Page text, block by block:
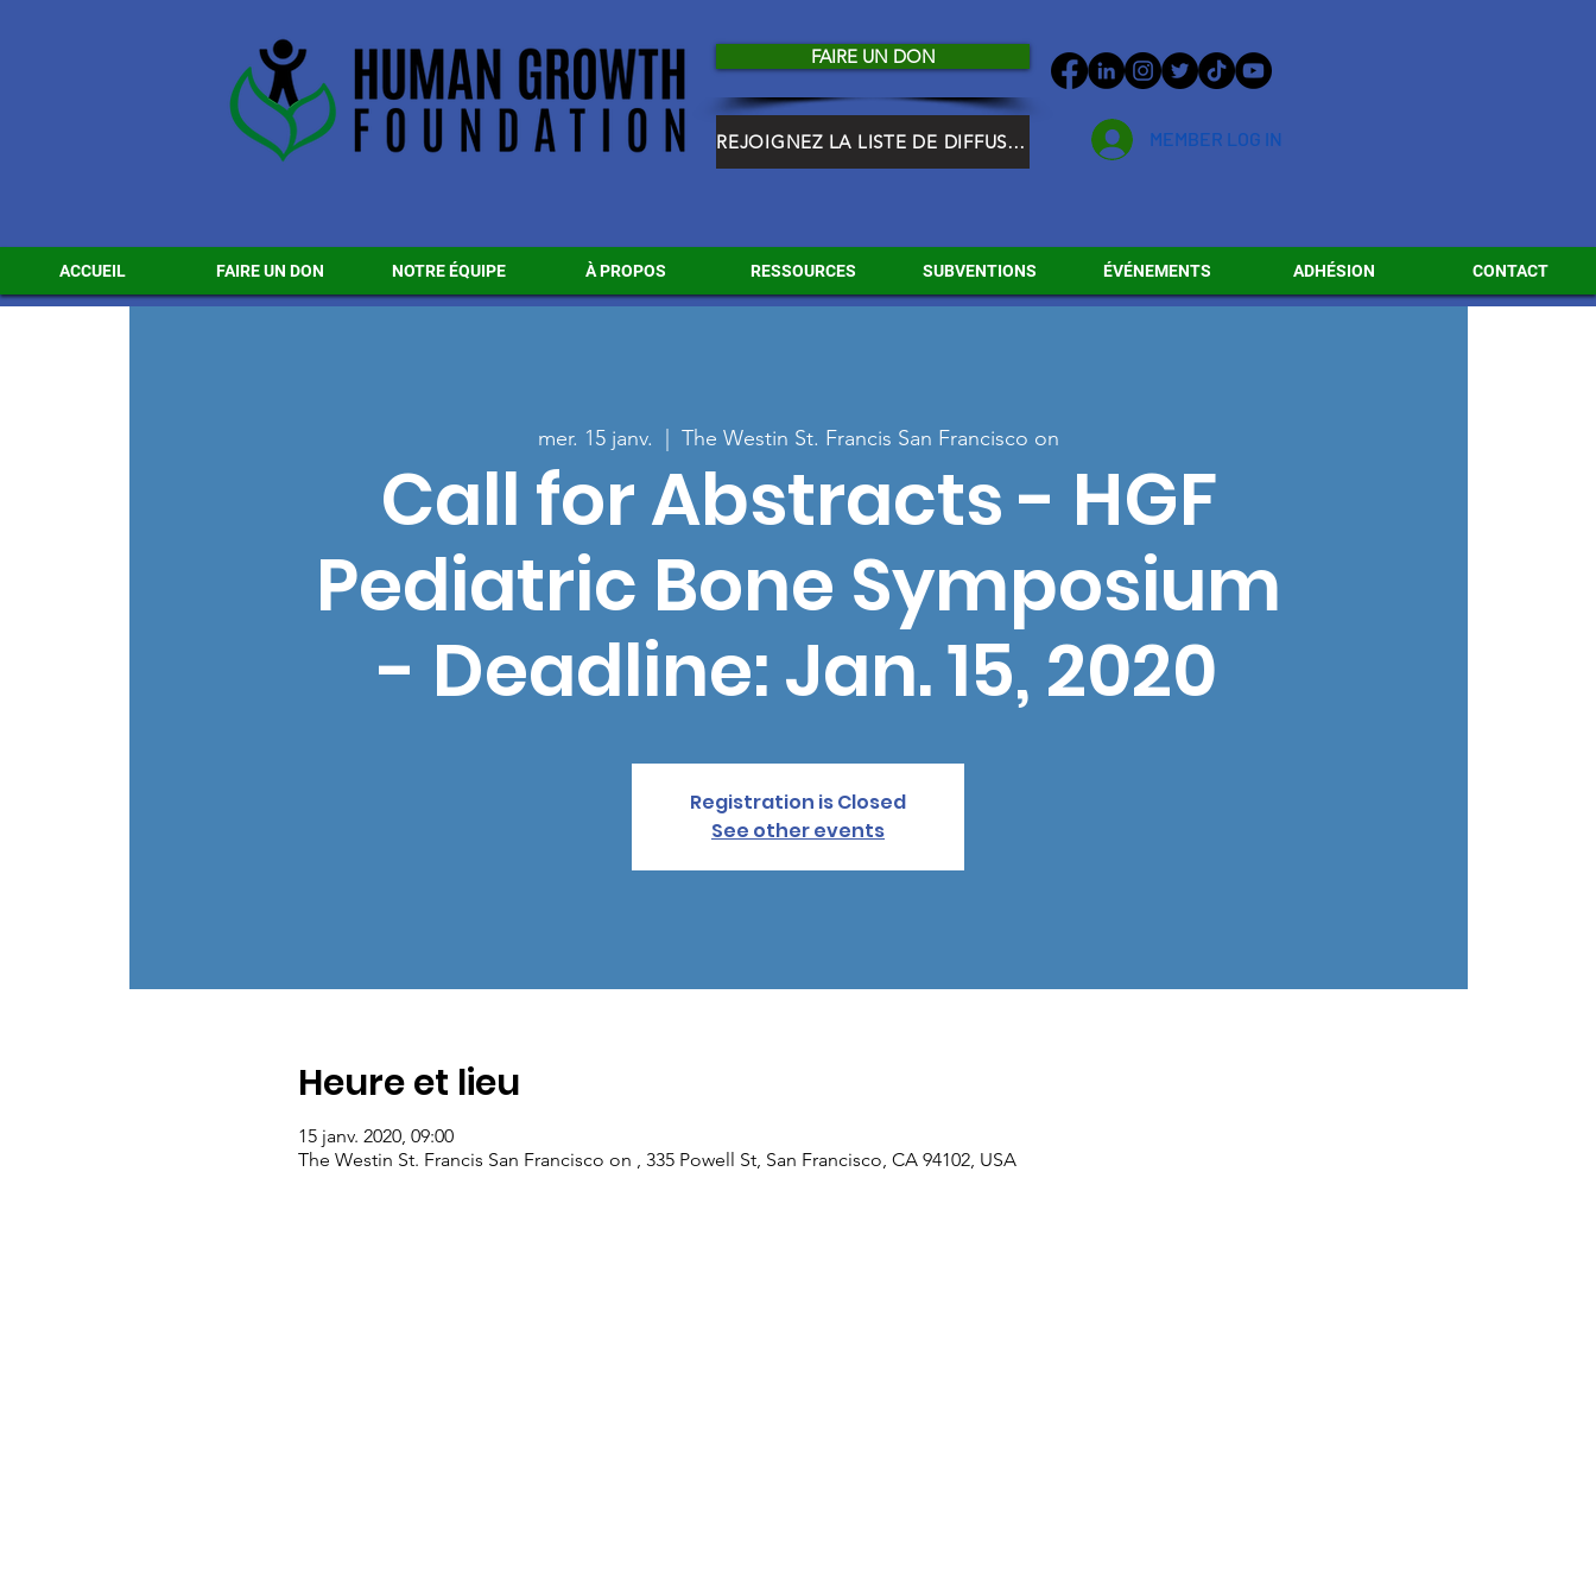
FAIRE UN DON
REJOIGNEZ LA LISTE DE DIFFUSION HGF MEMBER LOG IN
ACCUEIL FAIRE UN DON NOTRE ÉQUIPE À PROPOS RESSOURCES SUBVENTIONS ÉVÉNEMENTS ADHÉSION CONTACT
mer. 15 janv. The Westin St. Francis San Francisco on
Call for Abstracts - HGF
Pediatric Bone Symposium
- Deadline: Jan. 15, 2020
Registration is Closed
See other events
Heure et lieu
15 janv. 2020, 09:00
The Westin St. Francis San Francisco on , 335 Powell St, San Francisco, CA 94102, USA